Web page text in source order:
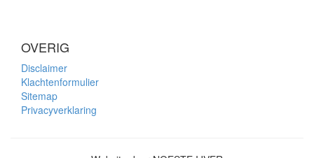
OVERIG
Disclaimer
Klachtenformulier
Sitemap
Privacyverklaring